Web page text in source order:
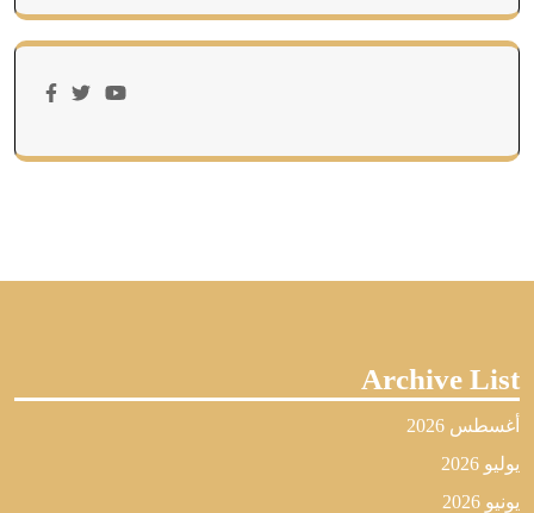
Archive List
أغسطس 2026
يوليو 2026
يونيو 2026